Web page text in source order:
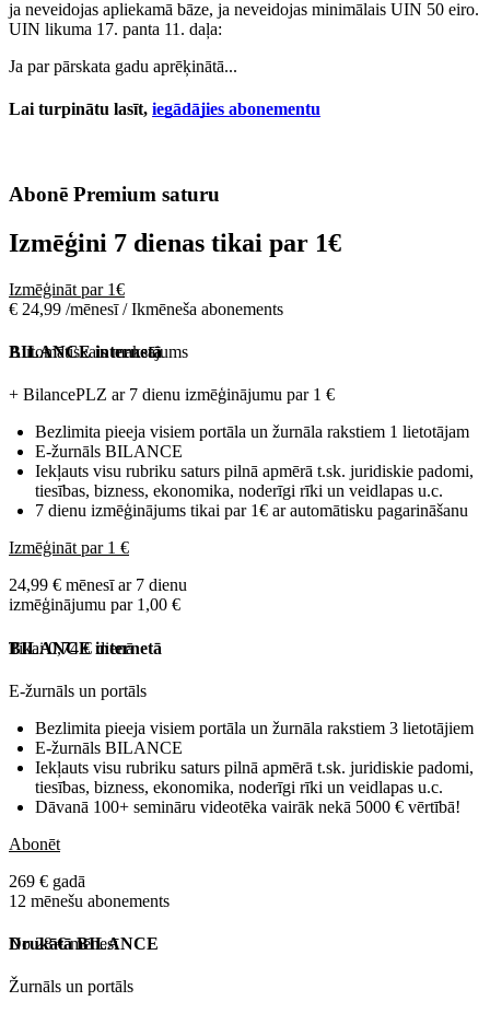
ja neveidojas apliekamā bāze, ja neveidojas minimālais UIN 50 eiro.
UIN likuma 17. panta 11. daļa:
Ja par pārskata gadu aprēķinātā...
Lai turpinātu lasīt, iegādājies abonementu
Abonē Premium saturu
Izmēģini 7 dienas tikai par 1€
Izmēģināt par 1€
€ 24,99 /mēnesī / Ikmēneša abonements
Automātiskais maksājums
BILANCE internetā
+ BilancePLZ ar 7 dienu izmēģinājumu par 1 €
Bezlimita pieeja visiem portāla un žurnāla rakstiem 1 lietotājam
E-žurnāls BILANCE
Iekļauts visu rubriku saturs pilnā apmērā t.sk. juridiskie padomi,
tiesības, bizness, ekonomika, noderīgi rīki un veidlapas u.c.
7 dienu izmēģinājums tikai par 1€ ar automātisku pagarināšanu
Izmēģināt par 1 €
24,99 € mēnesī ar 7 dienu
izmēģinājumu par 1,00 €
Tikai 0,74 € dienā
BILANCE internetā
E-žurnāls un portāls
Bezlimita pieeja visiem portāla un žurnāla rakstiem 3 lietotājiem
E-žurnāls BILANCE
Iekļauts visu rubriku saturs pilnā apmērā t.sk. juridiskie padomi,
tiesības, bizness, ekonomika, noderīgi rīki un veidlapas u.c.
Dāvanā 100+ semināru videotēka vairāk nekā 5000 € vērtībā!
Abonēt
269 € gadā
12 mēnešu abonements
No 28 € mēnesī
Drukātā BILANCE
Žurnāls un portāls